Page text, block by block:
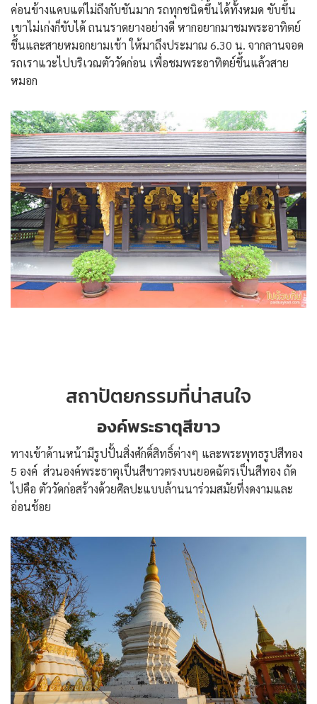
ค่อนข้างแคบแต่ไม่ถึงกับชันมาก รถทุกชนิดขึ้นได้ทั้งหมด ขับขึ้น
เขาไม่เก่งก็ขับได้ ถนนราดยางอย่างดี หากอยากมาชมพระอาทิตย์
ขึ้นและสายหมอกยามเช้า ให้มาถึงประมาณ 6.30 น. จากลานจอด
รถเราแวะไปบริเวณตัววัดก่อน เพื่อชมพระอาทิตย์ขึ้นแล้วสาย
หมอก
สถาปัตยกรรมที่น่าสนใจ
องค์พระธาตุสีขาว
ทางเข้าด้านหน้ามีรูปปั้นสิ่งศักดิ์สิทธิ์ต่างๆ และพระพุทธรูปสีทอง
5 องค์ ส่วนองค์พระธาตุเป็นสีขาวตรงบนยอดฉัตรเป็นสีทอง ถัด
ไปคือ ตัววัดก่อสร้างด้วยศิลปะแบบล้านนาร่วมสมัยที่งดงามและ
อ่อนช้อย